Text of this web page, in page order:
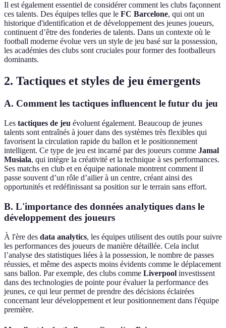
Il est également essentiel de considérer comment les clubs façonnent
ces talents. Des équipes telles que le FC Barcelone, qui ont un
historique d'identification et de développement des jeunes joueurs,
continuent d’être des fonderies de talents. Dans un contexte où le
football moderne évolue vers un style de jeu basé sur la possession,
les académies des clubs sont cruciales pour former des footballeurs
dominants.
2. Tactiques et styles de jeu émergents
A. Comment les tactiques influencent le futur du jeu
Les tactiques de jeu évoluent également. Beaucoup de jeunes
talents sont entraînés à jouer dans des systèmes très flexibles qui
favorisent la circulation rapide du ballon et le positionnement
intelligent. Ce type de jeu est incarné par des joueurs comme Jamal
Musiala, qui intègre la créativité et la technique à ses performances.
Ses matchs en club et en équipe nationale montrent comment il
passe souvent d’un rôle d’ailier à un centre, créant ainsi des
opportunités et redéfinissant sa position sur le terrain sans effort.
B. L'importance des données analytiques dans le
développement des joueurs
À l'ère des data analytics, les équipes utilisent des outils pour suivre
les performances des joueurs de manière détaillée. Cela inclut
l’analyse des statistiques liées à la possession, le nombre de passes
réussies, et même des aspects moins évidents comme le déplacement
sans ballon. Par exemple, des clubs comme Liverpool investissent
dans des technologies de pointe pour évaluer la performance des
jeunes, ce qui leur permet de prendre des décisions éclairées
concernant leur développement et leur positionnement dans l'équipe
première.